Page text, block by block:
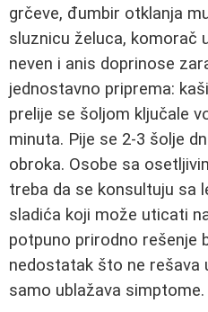
grčeve, đumbir otklanja
sluznicu želuca, komorač
neven i anis doprinose
jednostavno priprema:
prelije se šoljom ključale
minuta. Pije se 2-3 šolje
obroka. Osobe sa
treba da se konsultuju sa
sladića koji može uticati
potpuno prirodno rešenje
nedostatak što ne rešava
samo ublažava simptome.